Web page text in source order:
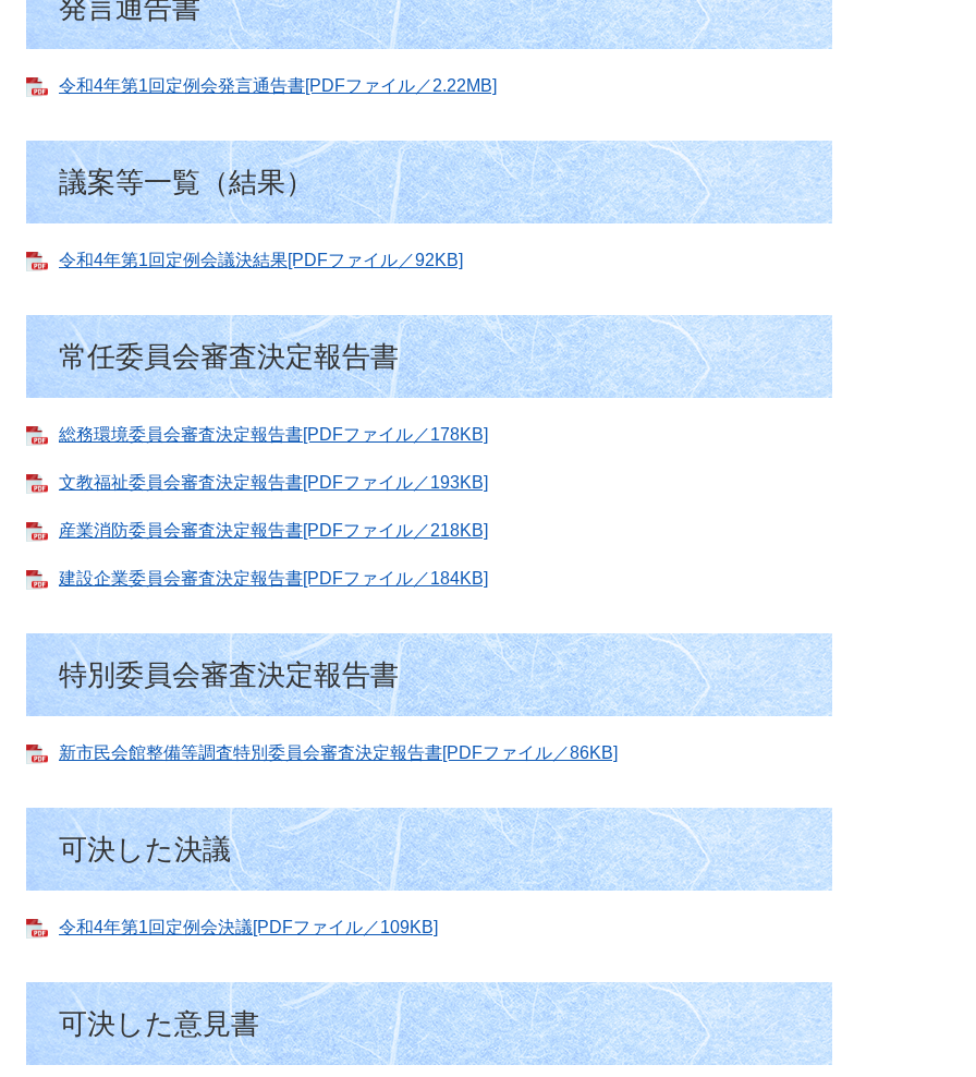
発言通告書
令和4年第1回定例会発言通告書[PDFファイル／2.22MB]
議案等一覧（結果）
令和4年第1回定例会議決結果[PDFファイル／92KB]
常任委員会審査決定報告書
総務環境委員会審査決定報告書[PDFファイル／178KB]
文教福祉委員会審査決定報告書[PDFファイル／193KB]
産業消防委員会審査決定報告書[PDFファイル／218KB]
建設企業委員会審査決定報告書[PDFファイル／184KB]
特別委員会審査決定報告書
新市民会館整備等調査特別委員会審査決定報告書[PDFファイル／86KB]
可決した決議
令和4年第1回定例会決議[PDFファイル／109KB]
可決した意見書